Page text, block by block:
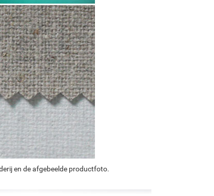
en de afgebeelde productfoto.